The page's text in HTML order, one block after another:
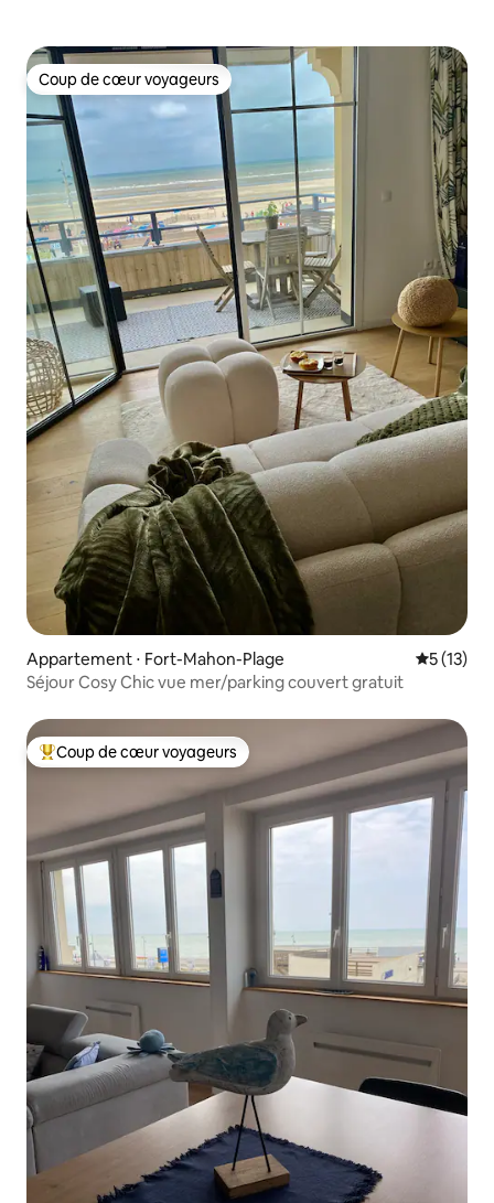
Coup de cœur voyageurs
Coup de cœur voyageurs
Appartement ⋅ Fort-Mahon-Plage
5 (13)
Séjour Cosy Chic vue mer/parking couvert gratuit
Coups de cœur voyageurs les plus appréciés
Coup de cœur voyageurs